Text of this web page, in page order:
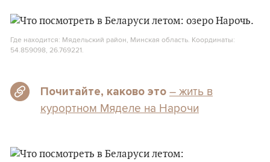
Где находится: Мядельский район, Минская область. Координаты:
54.859098, 26.769221.
Почитайте, каково это – жить в
курортном Мяделе на Нарочи